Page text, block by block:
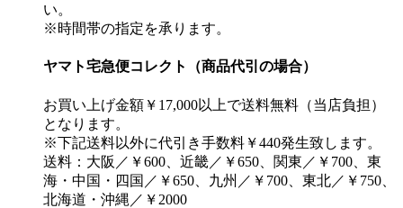
い。
※時間帯の指定を承ります。
ヤマト宅急便コレクト（商品代引の場合）
お買い上げ金額￥17,000以上で送料無料（当店負担）
となります。
※下記送料以外に代引き手数料￥440発生致します。
送料：大阪／￥600、近畿／￥650、関東／￥700、東
海・中国・四国／￥650、九州／￥700、東北／￥750、
北海道・沖縄／￥2000